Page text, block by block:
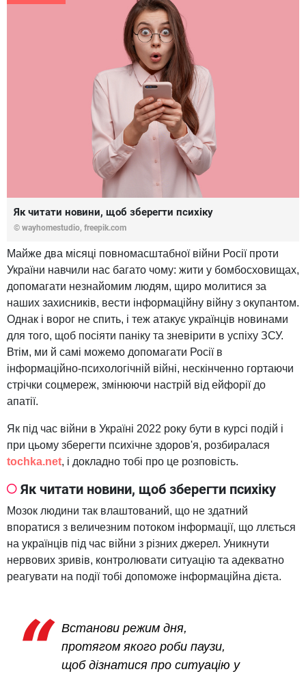
Як читати новини, щоб зберегти психіку
© wayhomestudio, freepik.com
Майже два місяці повномасштабної війни Росії проти
України навчили нас багато чому: жити у бомбосховищах,
допомагати незнайомим людям, щиро молитися за
наших захисників, вести інформаційну війну з окупантом.
Однак і ворог не спить, і теж атакує українців новинами
для того, щоб посіяти паніку та зневірити в успіху ЗСУ.
Втім, ми й самі можемо допомагати Росії в
інформаційно-психологічній війні, нескінченно гортаючи
стрічки соцмереж, змінюючи настрій від ейфорії до
апатії.
Як під час війни в Україні 2022 року бути в курсі подій і
при цьому зберегти психічне здоров'я, розбиралася
tochka.net, і докладно тобі про це розповість.
Як читати новини, щоб зберегти психіку
Мозок людини так влаштований, що не здатний
впоратися з величезним потоком інформації, що ллється
на українців під час війни з різних джерел. Уникнути
нервових зривів, контролювати ситуацію та адекватно
реагувати на події тобі допоможе інформаційна дієта.
Встанови режим дня,
протягом якого роби паузи,
щоб дізнатися про ситуацію у